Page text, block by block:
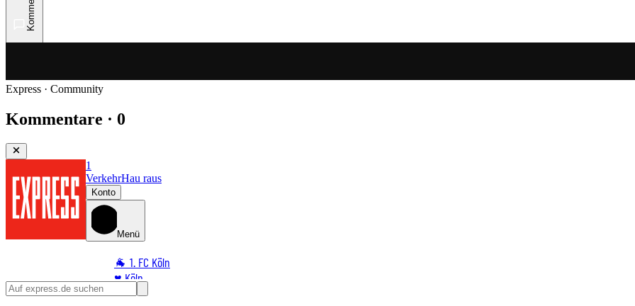
Express · Community
Kommentare · 0
1
VerkehrHau raus
Konto
Menü
🐐 1. FC Köln
♥️ Köln
⭐ Promi